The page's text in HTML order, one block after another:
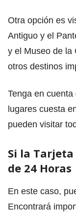
Otra opción es
Antiguo y el
y el Museo de la
otros destinos
Tenga en
lugares cuesta
pueden visitar
Si la
de 24 Horas
En este caso,
Encontrará